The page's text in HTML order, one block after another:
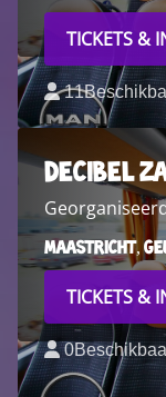
TICKETS &
11
Decibel
Maastricht,
TICKETS &
0